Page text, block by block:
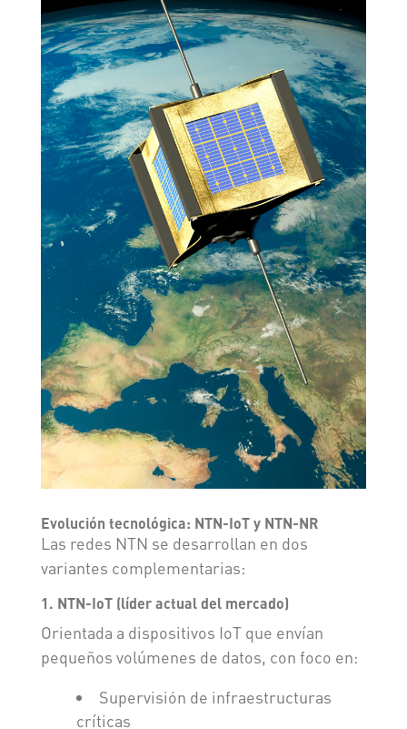
Evolución tecnológica: NTN-IoT y NTN-NR
Las redes NTN se desarrollan en dos
variantes complementarias:
1. NTN-IoT (líder actual del mercado)
Orientada a dispositivos IoT que envían
pequeños volúmenes de datos, con foco en:
Supervisión de infraestructuras
críticas